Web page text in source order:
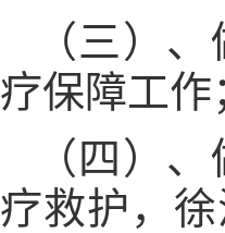
（三）、
疗保障工作
（四）、
疗救护，